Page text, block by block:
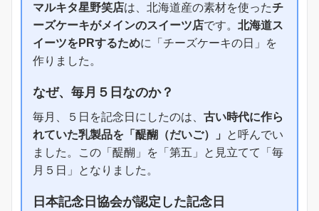
マルキタ星野笑店は、北海道産の素材を使ったチ
ーズケーキがメインのスイーツ店です。 北海道ス
イーツをPRするために「チーズケーキの日」を
作りました。
なぜ、毎月５日なのか？
毎月、５日を記念日にしたのは、 古い時代に作ら
れていた乳製品を「醍醐（だいご）」
と呼んでい
ました。この「醍醐」を「第五」と見立てて「毎
月５日」となりました。
日本記念日協会が認定した記念日